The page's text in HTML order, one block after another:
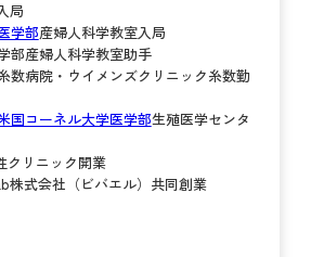
局
学部産婦人科学教室入局
部産婦人科学教室助手
数病院・ウイメンズクリニック糸数勤
国コーネル大学医学部生殖医学センタ
リニック開業
式会社（ビバエル）共同創業